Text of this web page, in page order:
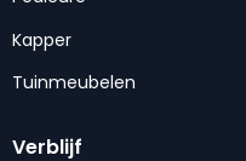
Kapper
Tuinmeubelen
Verblijf